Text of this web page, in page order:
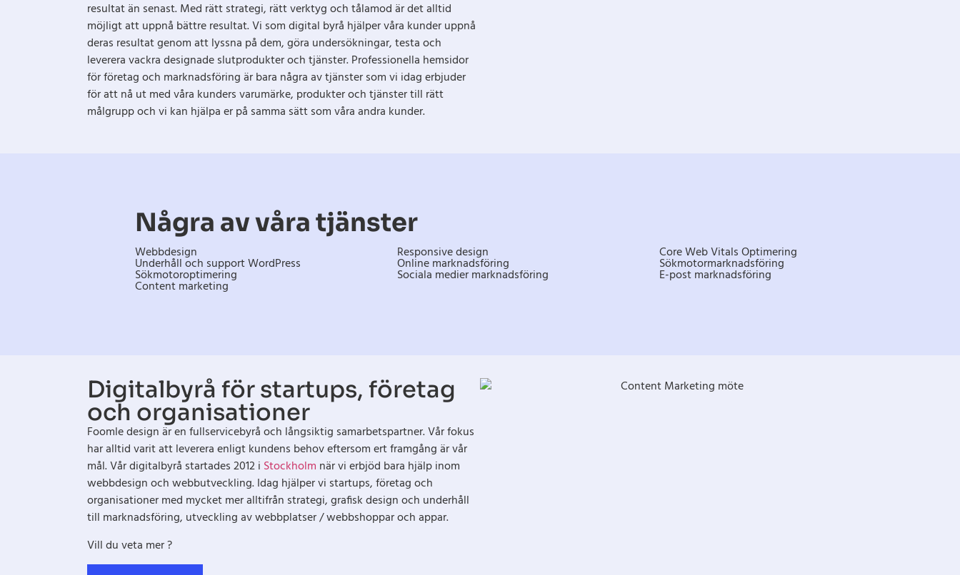
resultat än senast. Med rätt strategi, rätt verktyg och tålamod är det alltid
möjligt att uppnå bättre resultat. Vi som digital byrå hjälper våra kunder uppnå
deras resultat genom att lyssna på dem, göra undersökningar, testa och
leverera vackra designade slutprodukter och tjänster. Professionella hemsidor
för företag och marknadsföring är bara några av tjänster som vi idag erbjuder
för att nå ut med våra kunders varumärke, produkter och tjänster till rätt
målgrupp och vi kan hjälpa er på samma sätt som våra andra kunder.
Några av våra tjänster
Webbdesign Responsive design Core Web Vitals Optimering
Underhåll och support WordPress Online marknadsföring Sökmotormarknadsföring
Sökmotoroptimering Sociala medier marknadsföring E-post marknadsföring
Content marketing
Digitalbyrå för startups, företag
och organisationer
Foomle design är en fullservicebyrå och långsiktig samarbetspartner. Vår fokus
har alltid varit att leverera enligt kundens behov eftersom ert framgång är vår
mål. Vår digitalbyrå startades 2012 i Stockholm när vi erbjöd bara hjälp inom
webbdesign och webbutveckling. Idag hjälper vi startups, företag och
organisationer med mycket mer alltifrån strategi, grafisk design och underhåll
till marknadsföring, utveckling av webbplatser / webbshoppar och appar.
Vill du veta mer ?